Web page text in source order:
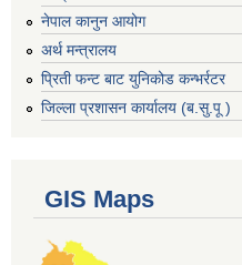
नेपाल कानुन आयोग
अर्थ मन्त्रालय
प्रिती फन्ट बाट युनिकोड कन्भर्रटर
जिल्ला प्रशासन कार्यालय (ब.सु.पू )
GIS Maps